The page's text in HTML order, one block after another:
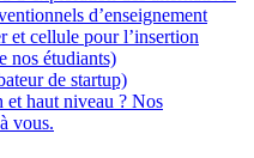
d’enseignement
et cellule pour l’insertion
nos étudiants)
de startup)
et haut niveau ? Nos
vous.